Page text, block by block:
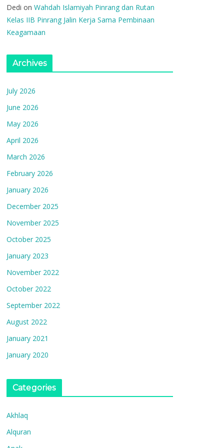
Dedi on Wahdah Islamiyah Pinrang dan Rutan
Kelas IIB Pinrang Jalin Kerja Sama Pembinaan
Keagamaan
Archives
July 2026
June 2026
May 2026
April 2026
March 2026
February 2026
January 2026
December 2025
November 2025
October 2025
January 2023
November 2022
October 2022
September 2022
August 2022
January 2021
January 2020
Categories
Akhlaq
Alquran